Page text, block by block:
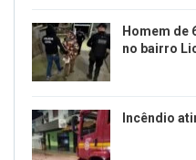
Homem de
no bairro
Incêndio